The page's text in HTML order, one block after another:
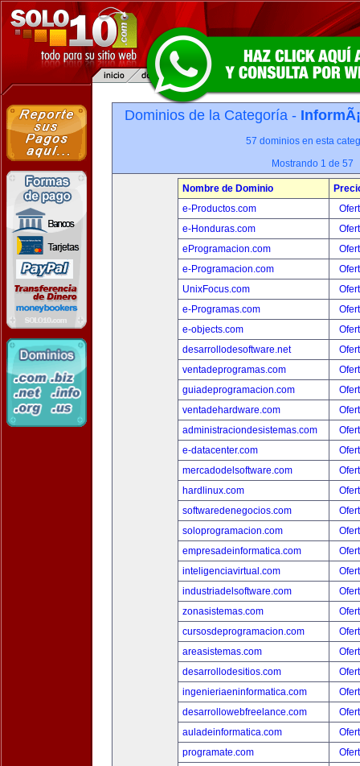
Dominios de la Categoría -
57 dominios en esta
Mostrando 1 de 57
Nombre de Dominio
e-Productos.com
e-Honduras.com
eProgramacion.com
e-Programacion.com
UnixFocus.com
e-Programas.com
e-objects.com
desarrollodesoftware.net
ventadeprogramas.com
guiadeprogramacion.com
ventadehardware.com
administraciondesistemas.com
e-datacenter.com
mercadodelsoftware.com
hardlinux.com
softwaredenegocios.com
soloprogramacion.com
empresadeinformatica.com
inteligenciavirtual.com
industriadelsoftware.com
zonasistemas.com
cursosdeprogramacion.com
areasistemas.com
desarrollodesitios.com
ingenieriaeninformatica.com
desarrollowebfreelance.com
auladeinformatica.com
programate.com